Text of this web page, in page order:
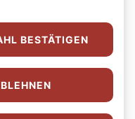
BESTÄTIGEN